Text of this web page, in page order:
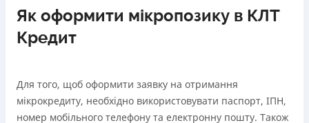
Як оформити мікропозику в КЛТ
Кредит
Для того, щоб оформити заявку на отримання
мікрокредиту, необхідно використовувати паспорт, ІПН,
номер мобільного телефону та електронну пошту. Також